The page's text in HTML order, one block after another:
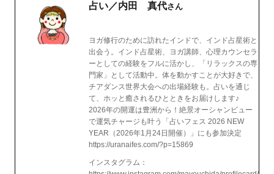
占い／内田 真代さん
ヨガ修行のために訪れたインドで、インド占星術と
出会う。インド占星術、ヨガ講師、心理カウンセラ
ーとしての経験をフルに活かし、「リラックスの専
門家」として活動中。体を動かすことが大好きで、
チアダンス世界大会への出場経験も。占いを通じ
て、ホッと癒されるひとときをお届けします♪
2026年の開運は豊洲から！絶景オーシャンビュー
で運気チャージも叶う「占いフェス 2026 NEW
YEAR（2026年1月24日開催）」にも参加決定
https://uranaifes.com/?p=15869
インスタグラム：